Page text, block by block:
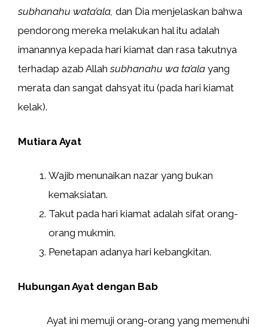
subhanahu wata’ala, dan Dia menjelaskan bahwa
pendorong mereka melakukan hal itu adalah
imanannya kepada hari kiamat dan rasa takutnya
terhadap azab Allahsubhanahu wa ta’ala yang
merata dan sangat dahsyat itu (pada hari kiamat
kelak).
Mutiara Ayat
Wajib menunaikan nazar yang bukan
kemaksiatan.
Takut pada hari kiamat adalah sifat orang-
orang mukmin.
Penetapan adanya hari kebangkitan.
Hubungan Ayat dengan Bab
Ayat ini memuji orang-orang yang memenuhi